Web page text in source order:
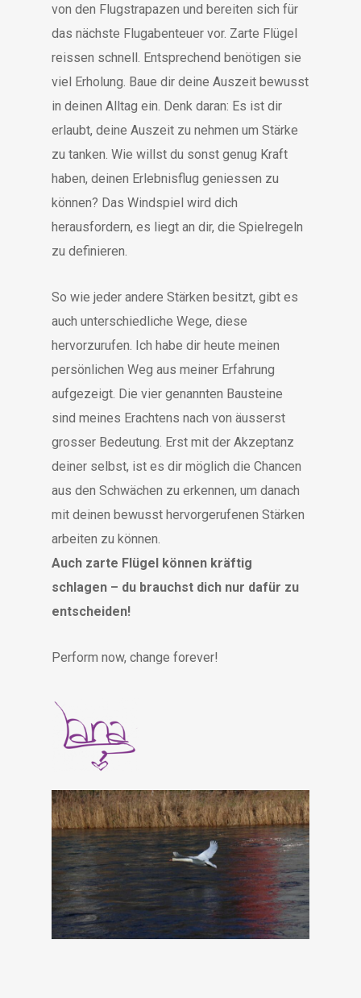
von den Flugstrapazen und bereiten sich für
das nächste Flugabenteuer vor. Zarte Flügel
reissen schnell. Entsprechend benötigen sie
viel Erholung. Baue dir deine Auszeit bewusst
in deinen Alltag ein. Denk daran: Es ist dir
erlaubt, deine Auszeit zu nehmen um Stärke
zu tanken. Wie willst du sonst genug Kraft
haben, deinen Erlebnisflug geniessen zu
können? Das Windspiel wird dich
herausfordern, es liegt an dir, die Spielregeln
zu definieren.
So wie jeder andere Stärken besitzt, gibt es
auch unterschiedliche Wege, diese
hervorzurufen. Ich habe dir heute meinen
persönlichen Weg aus meiner Erfahrung
aufgezeigt. Die vier genannten Bausteine
sind meines Erachtens nach von äusserst
grosser Bedeutung. Erst mit der Akzeptanz
deiner selbst, ist es dir möglich die Chancen
aus den Schwächen zu erkennen, um danach
mit deinen bewusst hervorgerufenen Stärken
arbeiten zu können.
Auch zarte Flügel können kräftig
schlagen – du brauchst dich nur dafür zu
entscheiden!
Perform now, change forever!